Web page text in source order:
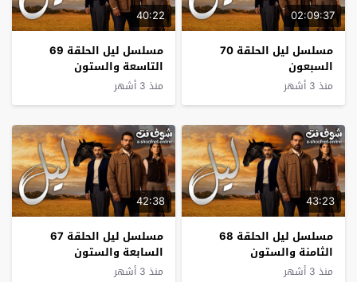
02:09:37
مسلسل ليل الحلقة 70
السبعون
منذ 3 أشهر
40:22
مسلسل ليل الحلقة 69
التاسعة والستون
منذ 3 أشهر
43:23
مسلسل ليل الحلقة 68
الثامنة والستون
منذ 3 أشهر
42:38
مسلسل ليل الحلقة 67
السابعة والستون
منذ 3 أشهر